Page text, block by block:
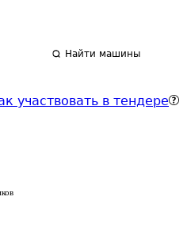
Найти машины
участвовать в тендере